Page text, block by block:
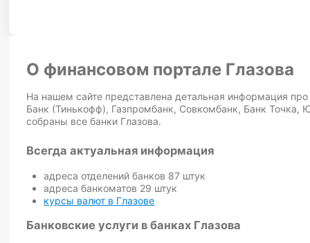
О финансовом портале Глазова
На нашем сайте представлена детальная информация
Банк (Тинькофф), Газпромбанк, Совкомбанк, Банк
собраны все банки Глазова.
Всегда актуальная информация
адреса отделений банков 87 штук
адреса банкоматов 29 штук
курсы валют в Глазове
Банковские услуги в банках Глазова